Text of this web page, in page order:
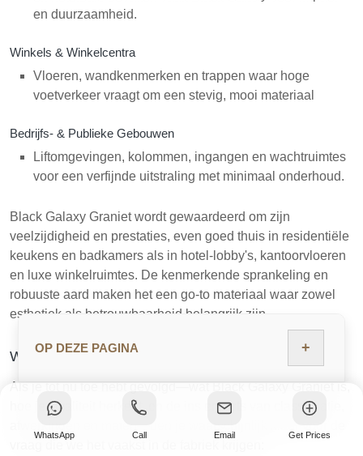
en duurzaamheid.
Winkels & Winkelcentra
Vloeren, wandkenmerken en trappen waar hoge
voetverkeer vraagt om een stevig, mooi materiaal
Bedrijfs- & Publieke Gebouwen
Liftomgevingen, kolommen, ingangen en wachtruimtes
voor een verfijnde uitstraling met minimaal onderhoud.
Black Galaxy Graniet wordt gewaardeerd om zijn
veelzijdigheid en prestaties, even goed thuis in residentiële
keukens en badkamers als in hotel-lobby's, kantoorvloeren
en luxe winkelruimtes. De kenmerkende sprankeling en
robuuste aard maken het een go-to materiaal waar zowel
esthetiek als betrouwbaarheid belangrijk zijn.
Wat is de Prijs van Black Galaxy Graniet?
Als je tot nu toe hebt gevolgd—wat Black Galaxy Graniet is,
hoe je kwaliteit herkent, en de ins en outs van classificatie,
OP DEZE PAGINA +
WhatsApp Call Email Get Prices